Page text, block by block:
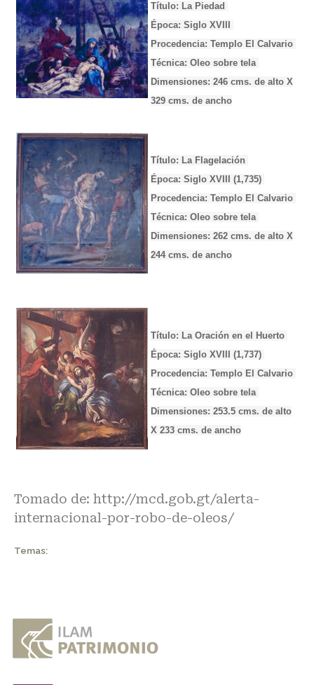
Título: La Piedad
Época: Siglo XVIII
Procedencia: Templo El Calvario
Técnica: Oleo sobre tela
Dimensiones: 246 cms. de alto X
329 cms. de ancho
Título: La Flagelación
Época: Siglo XVIII (1,735)
Procedencia: Templo El Calvario
Técnica: Oleo sobre tela
Dimensiones: 262 cms. de alto X
244 cms. de ancho
Título: La Oración en el Huerto
Época: Siglo XVIII (1,737)
Procedencia: Templo El Calvario
Técnica: Oleo sobre tela
Dimensiones: 253.5 cms. de alto
X 233 cms. de ancho
Tomado de: http://mcd.gob.gt/alerta-
internacional-por-robo-de-oleos/
Temas: